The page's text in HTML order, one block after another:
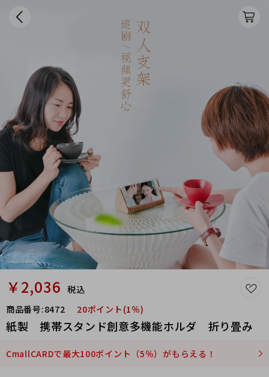
￥2,036 税込
商品番号:8472 20ポイント(1％)
紙製 携帯スタンド創意多機能ホルダ 折り畳み
CmallCARDで最大100ポイント（5％）がもらえる！